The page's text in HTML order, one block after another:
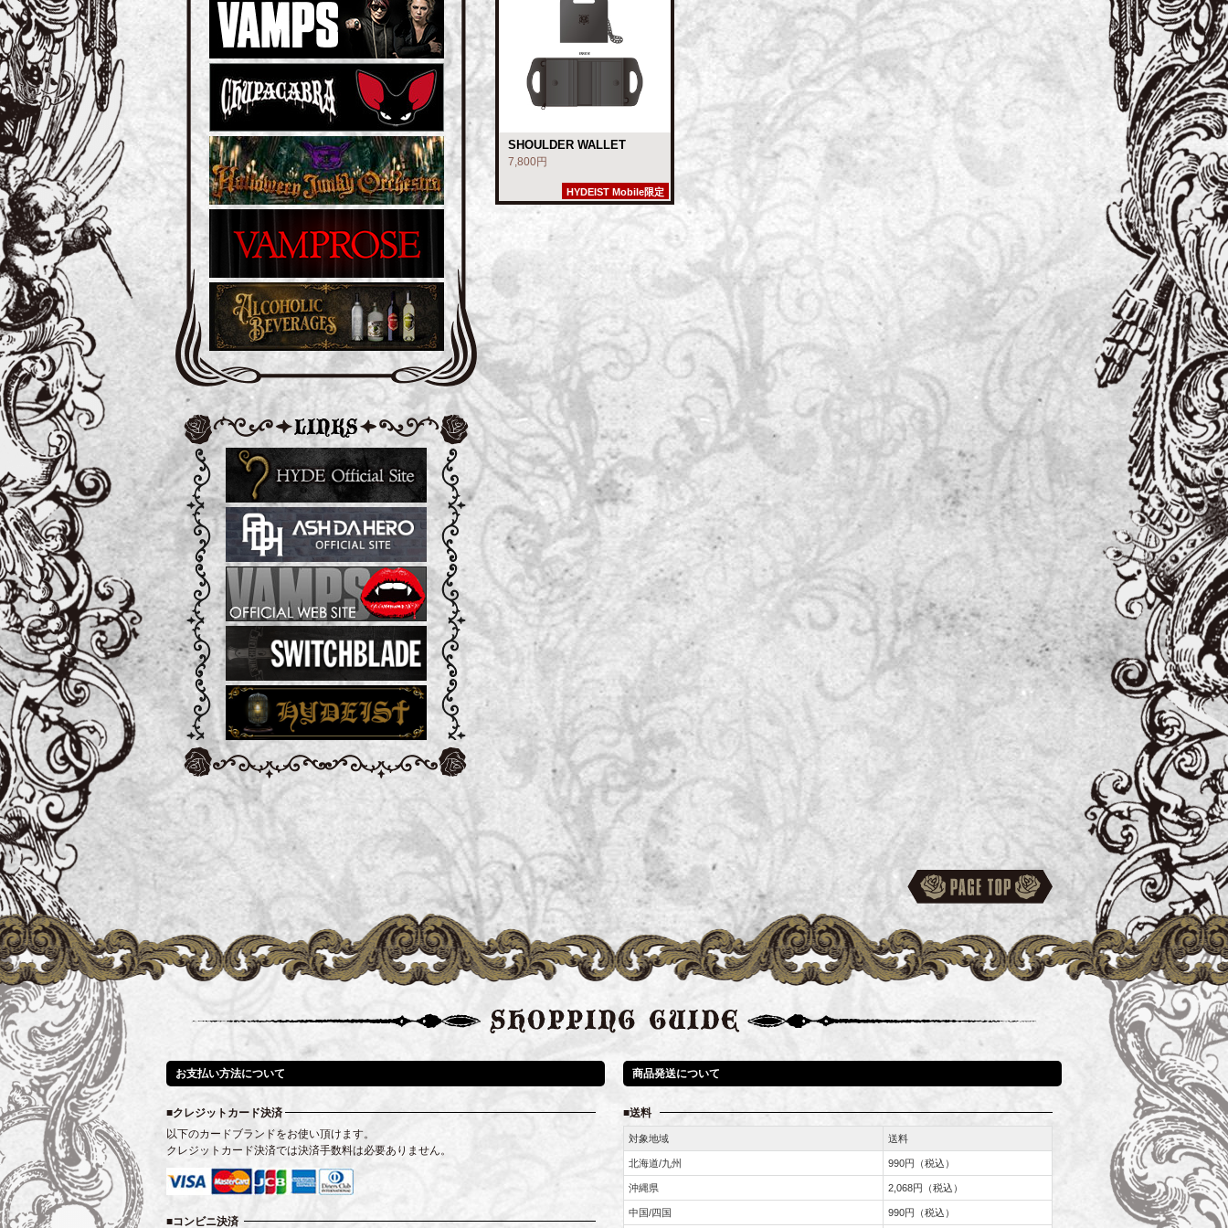
SHOULDER WALLET
7,800円
HYDEIST Mobile限定
お支払い方法について
クレジットカード決済
以下のカードブランドをお使い頂けます。
クレジットカード決済では決済手数料は必要ありません。
コンビニ決済
商品発送について
送料
対象地域 送料
北海道/九州 990円（税込）
沖縄県 2,068円（税込）
中国/四国 990円（税込）